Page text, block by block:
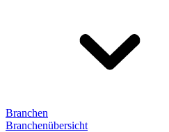
Branchen
Branchenübersicht